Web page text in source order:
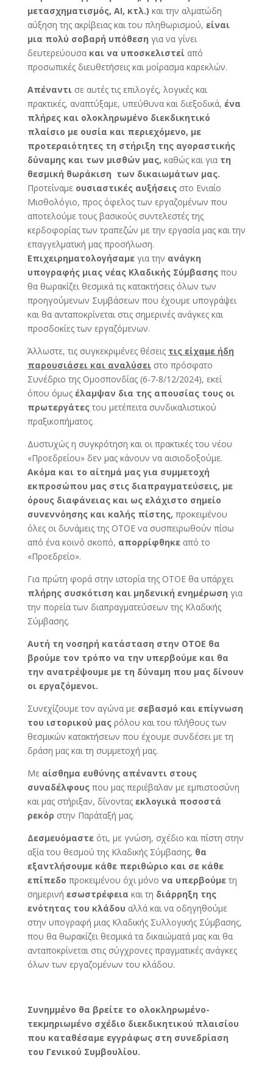
μετασχηματισμός, AI, κτλ.) και την αλματώδη
αύξηση της ακρίβειας και του πληθωρισμού, είναι
μια πολύ σοβαρή υπόθεση για να γίνει
δευτερεύουσακαι να υποσκελιστεί από
προσωπικές διευθετήσεις και μοίρασμα καρεκλών.
Απέναντι σε αυτές τις επιλογές, λογικές και
πρακτικές, αναπτύξαμε, υπεύθυνα και διεξοδικά, ένα
πλήρες και ολοκληρωμένο διεκδικητικό
πλαίσιο με ουσία και περιεχόμενο, με
προτεραιότητες τη στήριξη της αγοραστικής
δύναμης και των μισθών μας, καθώς και για τη
θεσμική θωράκιση των δικαιωμάτων μας.
Προτείναμε ουσιαστικές αυξήσειςστο Ενιαίο
Μισθολόγιο, προς όφελος των εργαζομένων που
αποτελούμε τους βασικούς συντελεστές της
κερδοφορίας των τραπεζών με την εργασία μας και την
επαγγελματική μας προσήλωση.
Επιχειρηματολογήσαμε για την ανάγκη
υπογραφής μιας νέας Κλαδικής Σύμβασης που
θα θωρακίζει θεσμικά τις κατακτήσεις όλων των
προηγούμενων Συμβάσεων που έχουμε υπογράψει
και θα ανταποκρίνεται στις σημερινές ανάγκες και
προσδοκίες των εργαζόμενων.
Άλλωστε, τις συγκεκριμένες θέσεις τις είχαμε ήδη
παρουσιάσει και αναλύσειστο πρόσφατο
Συνέδριο της Ομοσπονδίας (6-7-8/12/2024), εκεί
όπου όμως έλαμψαν δια της απουσίας τους οι
πρωτεργάτεςτου μετέπειτα συνδικαλιστικού
πραξικοπήματος.
Δυστυχώς η συγκρότηση και οι πρακτικές του νέου
«Προεδρείου» δεν μας κάνουν να αισιοδοξούμε.
Ακόμα και το αίτημά μας για συμμετοχή
εκπροσώπου μας στις διαπραγματεύσεις, με
όρους διαφάνειας και ως ελάχιστο σημείο
συνεννόησης και καλής πίστης, προκειμένου
όλες οι δυνάμεις της ΟΤΟΕ να συσπειρωθούν πίσω
από ένα κοινό σκοπό, απορρίφθηκε από το
«Προεδρείο».
Για πρώτη φορά στην ιστορία της ΟΤΟΕ θα υπάρχει
πλήρης συσκότιση και μηδενική ενημέρωση για
την πορεία των διαπραγματεύσεων της Κλαδικής
Σύμβασης.
Αυτή τη νοσηρή κατάσταση στην ΟΤΟΕ θα
βρούμε τον τρόπο να την υπερβούμε και θα
την ανατρέψουμε με τη δύναμη που μας δίνουν
οι εργαζόμενοι.
Συνεχίζουμε τον αγώνα με σεβασμό και επίγνωση
του ιστορικού μαςρόλου και του πλήθους των
θεσμικών κατακτήσεων που έχουμε συνδέσει με τη
δράση μας και τη συμμετοχή μας.
Με αίσθημα ευθύνης απέναντι στους
συναδέλφουςπου μας περιέβαλαν με εμπιστοσύνη
και μας στήριξαν, δίνοντας εκλογικά ποσοστά
ρεκόρ στην Παράταξή μας.
Δεσμευόμαστε ότι, με γνώση, σχέδιο και πίστη στην
αξία του θεσμού της Κλαδικής Σύμβασης, θα
εξαντλήσουμε κάθε περιθώριο και σε κάθε
επίπεδο προκειμένου όχι μόνο να υπερβούμετη
σημερινή εσωστρέφεια και τη διάρρηξη της
ενότητας του κλάδου αλλά και να οδηγηθούμε
στην υπογραφή μιας Κλαδικής Συλλογικής Σύμβασης,
που θα θωρακίζει θεσμικά τα δικαιώματά μας και θα
ανταποκρίνεται στις σύγχρονες πραγματικές ανάγκες
όλων των εργαζομένων του κλάδου.
Συνημμένο θα βρείτε το ολοκληρωμένο-
τεκμηριωμένο σχέδιο διεκδικητικού πλαισίου
που καταθέσαμε εγγράφως στη συνεδρίαση
του Γενικού Συμβουλίου.